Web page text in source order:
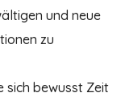
und neue
zu
sich bewusst Zeit